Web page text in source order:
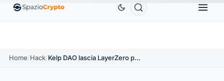
1,09 USD↑2.30% 73,45 USD ↑2.10% 0,3264 USD
Home/Hack/ Kelp DAO lascia LayerZero per Chainlink: cosa insegna il furto da 292 milioni